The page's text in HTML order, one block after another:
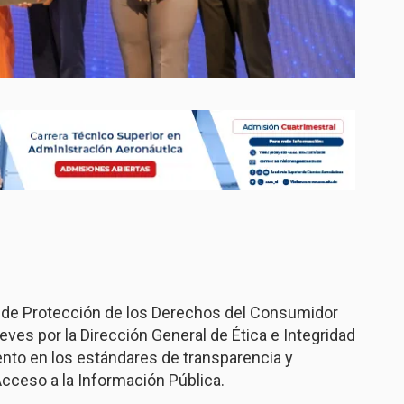
Protección de los Derechos del Consumidor
por la Dirección General de Ética e Integridad
en los estándares de transparencia y
a la Información Pública.